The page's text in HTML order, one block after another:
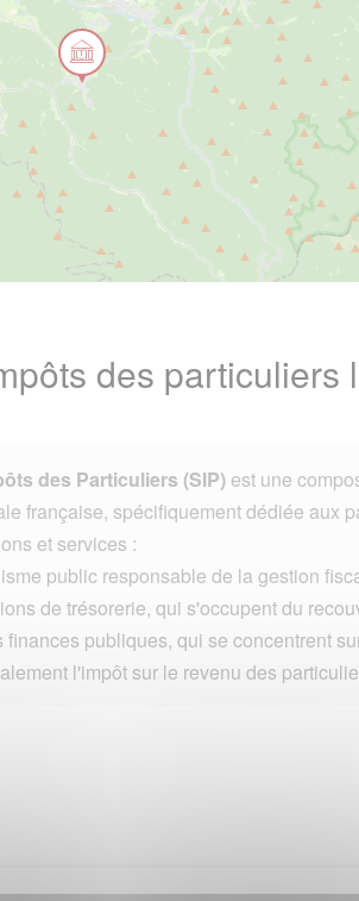
des particuliers
des Particuliers (SIP)est une
française, spécifiquement dédiée aux
et services :
public responsable de la gestion
de trésorerie, qui s'occupent du
publiques, qui se concentrent
l'impôt sur le revenu des